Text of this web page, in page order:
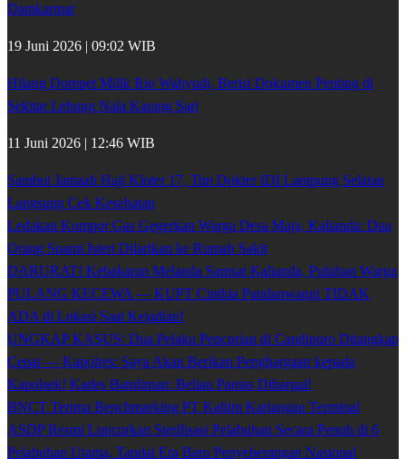
Damkarmat
19 Juni 2026 | 09:02 WIB
Hilang Dompet Milik Rio Wahyudi, Berisi Dokumen Penting di
Sekitar Lebung Nala Karang Sari
11 Juni 2026 | 12:46 WIB
Sambut Jamaah Haji Kloter 17, Tim Dokter IDI Lampung Selatan
Langsung Cek Kesehatan
Ledakan Kompor Gas Gegerkan Warga Desa Maja, Kalianda: Dua
Orang Suami Isteri Dilarikan ke Rumah Sakit
DARURAT! Kebakaran Melanda Samsat Kalianda, Puluhan Warga
PULANG KECEWA — KUPT Cinthia Pandanwangi TIDAK
ADA di Lokasi Saat Kejadian!
UNGKAP KASUS: Dua Pelaku Pencurian di Candipuro Ditangkap
Cepat — Kapolres: Saya Akan Berikan Penghargaan kepada
Kapolsek! Kades Batuliman: Beliau Pantas Dihargai!
BNCT Terima Benchmarking PT Kaltim Kariangau Terminal
ASDP Resmi Luncurkan Sterilisasi Pelabuhan Secara Penuh di 6
Pelabuhan Utama, Tandai Era Baru Penyeberangan Nasional